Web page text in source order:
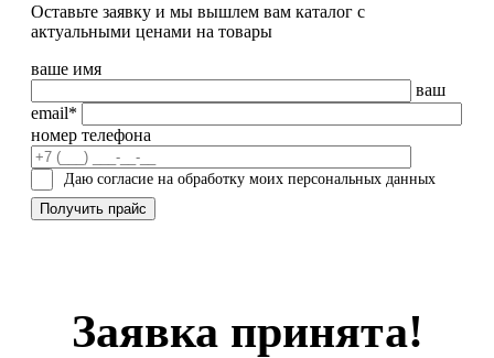
Оставьте заявку и мы вышлем вам каталог с
актуальными ценами на товары
ваше имя
ваш
email*
номер телефона
Даю согласие на обработку моих персональных данных
Заявка принята!